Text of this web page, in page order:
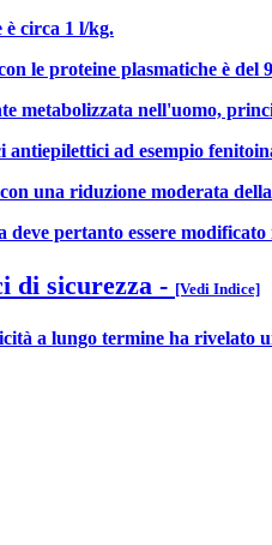
circa 1 l/kg.
le proteine plasmatiche è del
metabolizzata nell'uomo,
ad esempio
una riduzione moderata
deve pertanto essere
di sicurezza - [Vedi Indice]
a lungo termine ha rivelato